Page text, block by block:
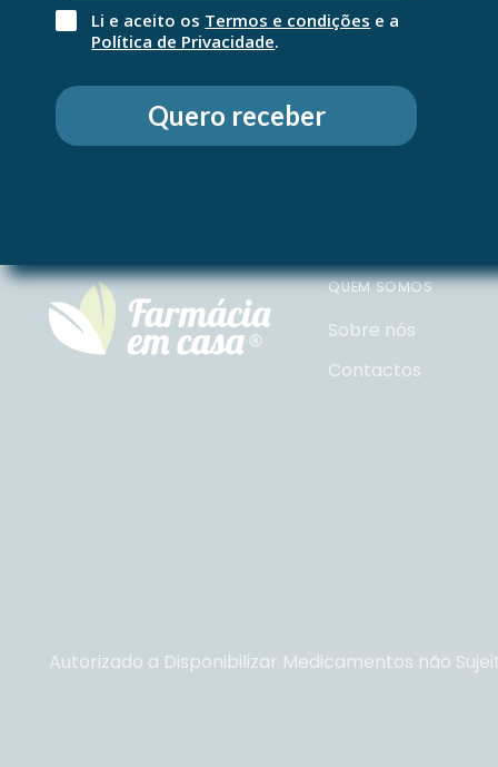
QUEM SOMOS
Sobre nós
Contactos
Autorizado a Disponibilizar Medicamentos não
Li e aceito os Termos e condições e a
Política de Privacidade.
Quero receber